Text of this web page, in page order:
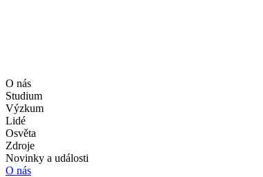
O nás
Studium
Výzkum
Lidé
Osvěta
Zdroje
Novinky a události
O nás